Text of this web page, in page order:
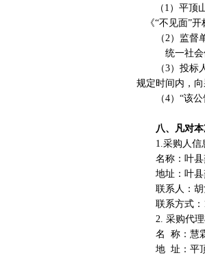
（1 ）平顶
《“不见面”
（2）监督
统一社
（3）投标
规定时间内，
（4） “该
八、凡对
1.采购人信
名称：叶
地址：叶
联系人：
联系方式：
2. 采购代
名 称：慧
地 址：平